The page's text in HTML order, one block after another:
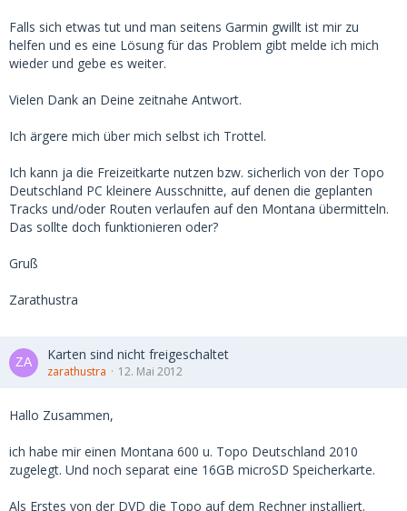
Falls sich etwas tut und man seitens Garmin gwillt ist mir zu
helfen und es eine Lösung für das Problem gibt melde ich mich
wieder und gebe es weiter.
Vielen Dank an Deine zeitnahe Antwort.
Ich ärgere mich über mich selbst ich Trottel.
Ich kann ja die Freizeitkarte nutzen bzw. sicherlich von der Topo
Deutschland PC kleinere Ausschnitte, auf denen die geplanten
Tracks und/oder Routen verlaufen auf den Montana übermitteln.
Das sollte doch funktionieren oder?
Gruß
Zarathustra
Karten sind nicht freigeschaltet
zarathustra 12. Mai 2012
Hallo Zusammen,
ich habe mir einen Montana 600 u. Topo Deutschland 2010
zugelegt. Und noch separat eine 16GB microSD Speicherkarte.
Als Erstes von der DVD die Topo auf dem Rechner installiert.